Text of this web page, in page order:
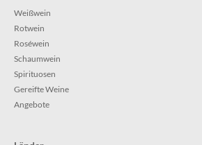
Weißwein
Rotwein
Roséwein
Schaumwein
Spirituosen
Gereifte Weine
Angebote